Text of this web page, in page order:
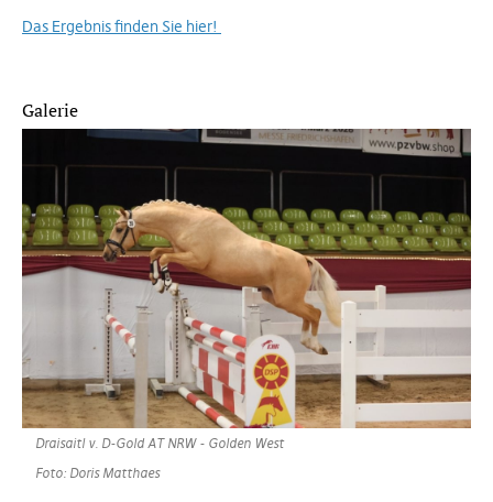
Das Ergebnis finden Sie hier!
Galerie
Draisaitl v. D-Gold AT NRW - Golden West
Foto: Doris Matthaes